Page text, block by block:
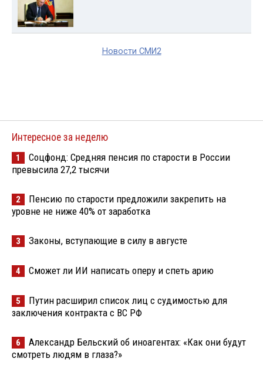
Новости СМИ2
Интересное за неделю
1
Соцфонд: Средняя пенсия по старости в России
превысила 27,2 тысячи
2
Пенсию по старости предложили закрепить на
уровне не ниже 40% от заработка
3 Законы, вступающие в силу в августе
4 Сможет ли ИИ написать оперу и спеть арию
5
Путин расширил список лиц с судимостью для
заключения контракта с ВС РФ
6
Александр Бельский об иноагентах: «Как они будут
смотреть людям в глаза?»